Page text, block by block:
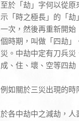
至於「劫」字何以從
示「時之極長」的「
一次，然後再重新開
個時期，叫做「四劫
災。中劫中定有刀兵
成、住、壞、空等四
例如關於三災出現的
於各中劫中之減劫，